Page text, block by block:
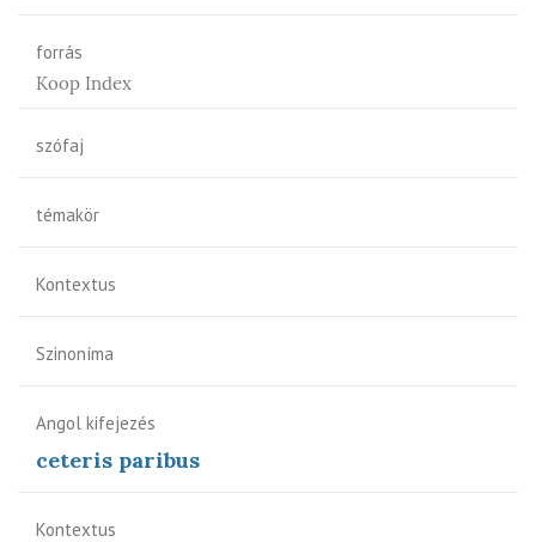
forrás
Koop Index
szófaj
témakör
Kontextus
Szinoníma
Angol kifejezés
ceteris paribus
Kontextus